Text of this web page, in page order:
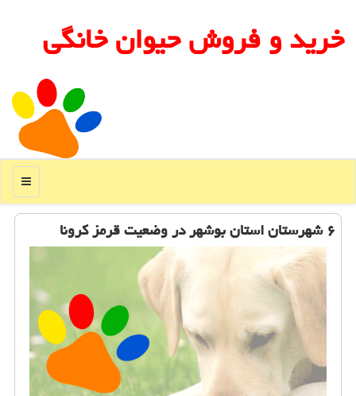
خرید و فروش حیوان خانگی
منو
۶ شهرستان استان بوشهر در وضعیت قرمز كرونا